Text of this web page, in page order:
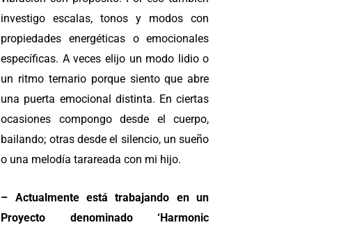
investigo escalas, tonos y modos con
propiedades energéticas o emocionales
específicas. A veces elijo un modo lidio o
un ritmo ternario porque siento que abre
una puerta emocional distinta. En ciertas
ocasiones compongo desde el cuerpo,
bailando; otras desde el silencio, un sueño
o una melodía tarareada con mi hijo.
– Actualmente está trabajando en un
Proyecto denominado ‘Harmonic